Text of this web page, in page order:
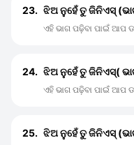
23. ଝିଅ ନୁହେଁ ତୁ ଜିନିଏସ୍
ଏହି ଭାଗ ପଢ଼ିବା ପାଇଁ ଆପ
24. ଝିଅ ନୁହେଁ ତୁ ଜିନିଏସ୍(
ଏହି ଭାଗ ପଢ଼ିବା ପାଇଁ ଆପ
25. ଝିଅ ନୁହେଁ ତୁ ଜିନିଏସ୍